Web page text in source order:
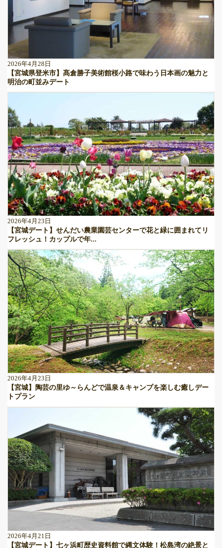
2026年4月28日
【宮城県登米市】髙倉勝子美術館桜小路で味わう日本画の魅力と
明治の町並みデート
2026年4月23日
【宮城デート】せんだい農業園芸センターで花と緑に囲まれてリ
フレッシュ！カップルで年...
2026年4月23日
【宮城】陶芸の里ゆ～らんどで温泉＆キャンプを楽しむ癒しデー
トプラン
2026年4月21日
【宮城デート】七ヶ浜町歴史資料館で縄文体験！松島湾の絶景と